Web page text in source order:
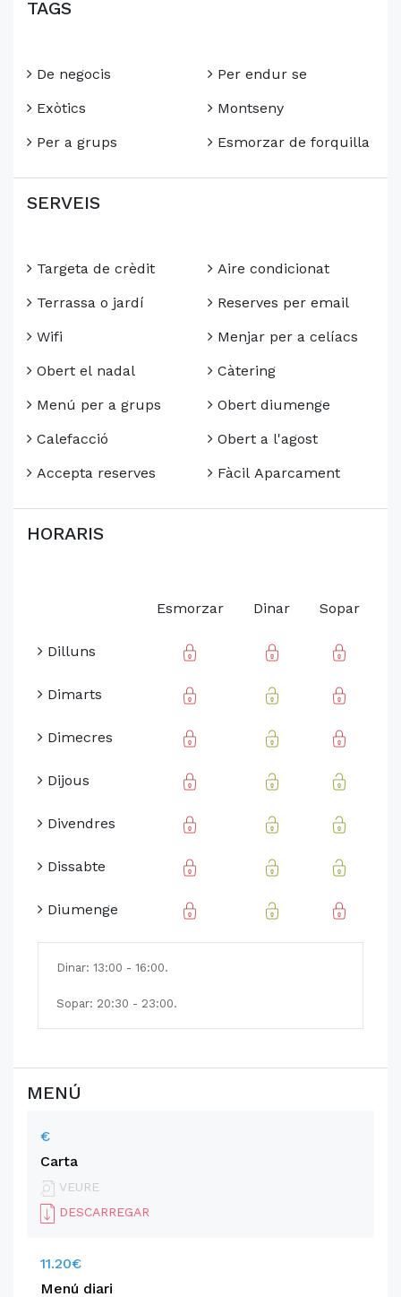
TAGS
De negocis
Exòtics
Per a grups
Per endur se
Montseny
Esmorzar de forquilla
SERVEIS
Targeta de crèdit
Terrassa o jardí
Wifi
Obert el nadal
Menú per a grups
Calefacció
Accepta reserves
Aire condicionat
Reserves per email
Menjar per a celíacs
Càtering
Obert diumenge
Obert a l'agost
Fàcil Aparcament
HORARIS
Esmorzar Dinar Sopar
Dilluns
Dimarts
Dimecres
Dijous
Divendres
Dissabte
Diumenge
Dinar: 13:00 - 16:00.
Sopar: 20:30 - 23:00.
MENÚ
€
Carta
VEURE
DESCARREGAR
11.20€
Menú diari